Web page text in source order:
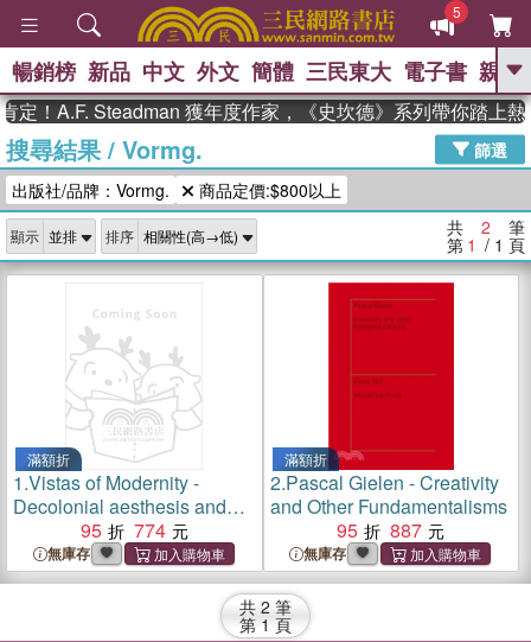
5
GO
高希均教授回憶錄
、 The Odyssey 、 父親節 、 如果歷
史是一群喵 、
獎 臺灣漫遊錄 、 方念華 、 台灣的李
登輝時代
數學女孩：黎曼猜想 、
偉大的迷走神經
暢銷榜 新品 中文 外文 簡體 三民東大 電子書 親子
定！A.F. Steadman 獲年度作家，《史坎德》系列帶你踏上熱
搜尋結果/ Vormg.
篩選
出版社/品牌：Vormg.
商品定價:$800以上
顯示 排序 共 2 筆
第 1 / 1 頁
滿額折
1.Vistas of Modernity -
Decolonial aesthesis and
the end of the contemporary
95 774
無庫存
滿額折
2.Pascal Gielen - Creativity
and Other Fundamentalisms
95
887
無庫存
共 2 筆
第 1 頁